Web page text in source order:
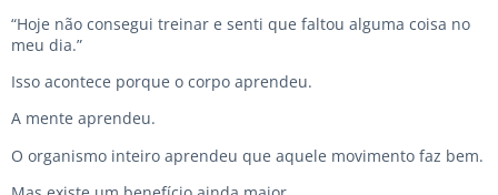
“Hoje não consegui treinar e senti que faltou alguma coisa no
meu dia.”
Isso acontece porque o corpo aprendeu.
A mente aprendeu.
O organismo inteiro aprendeu que aquele movimento faz bem.